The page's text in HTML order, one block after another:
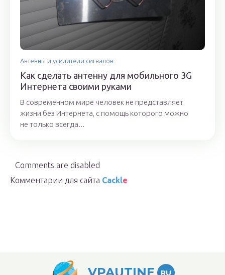
Антенны и усилители сигналов
Как сделать антенну для мобильного 3G
Интернета своими руками
В современном мире человек не представляет
жизни без Интернета, с помощь которого можно
не только всегда...
Comments are disabled
Комментарии для сайта Cackle
RU